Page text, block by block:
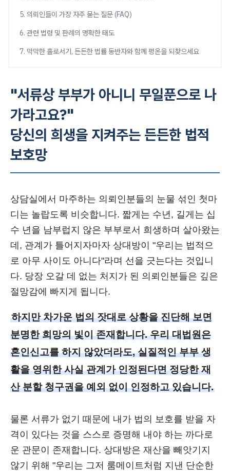
5. 의뢰인들이 가장 자주 묻는 질문 (FAQ)
6. 관련 법령 및 판례의 명확한 태도
7. 막막한 홀로서기, 든든한 법률 동반자와 함께 평온을 되찾으세요
"서류상 부부가 아니니 무일푼으로 나
가라고요?"
당신의 희생을 지켜주는 든든한 법적
보호망
상담실에서 마주하는 의뢰인분들의 눈물 섞인 첫마
디는 놀랍도록 비슷합니다. 짧게는 수년, 길게는 십
수 년을 남부럽지 않은 부부로서 희생하며 살아왔는
데, 관계가 틀어지자마자 상대방이 "우리는 법적으
로 아무 사이도 아니다"라며 선을 긋는다는 것입니
다. 당장 오갈 데 없는 처지가 된 의뢰인분들은 깊은
절망감에 빠지게 됩니다.
하지만 차가운 법의 잣대로 상황을 진단해 보면
분명한 희망의 빛이 존재합니다. 우리 대법원은
혼인신고를 하지 않았더라도, 실질적인 부부 생
활을 영위한 사실 관계가 인정된다면 정당한 재
산 분할 청구권을 예외 없이 인정하고 있습니다.
물론 서류가 없기 때문에 내가 법의 보호를 받을 자
격이 있다는 것을 스스로 증명해 내야 하는 까다로
운 관문이 존재합니다. 상대방은 재산을 빼앗기지
않기 위해 "우리는 그저 룸메이트처럼 지낸 단순한